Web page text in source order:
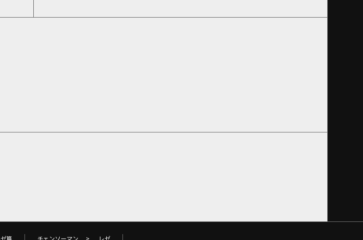
篇 チェンソーマン > レゼ